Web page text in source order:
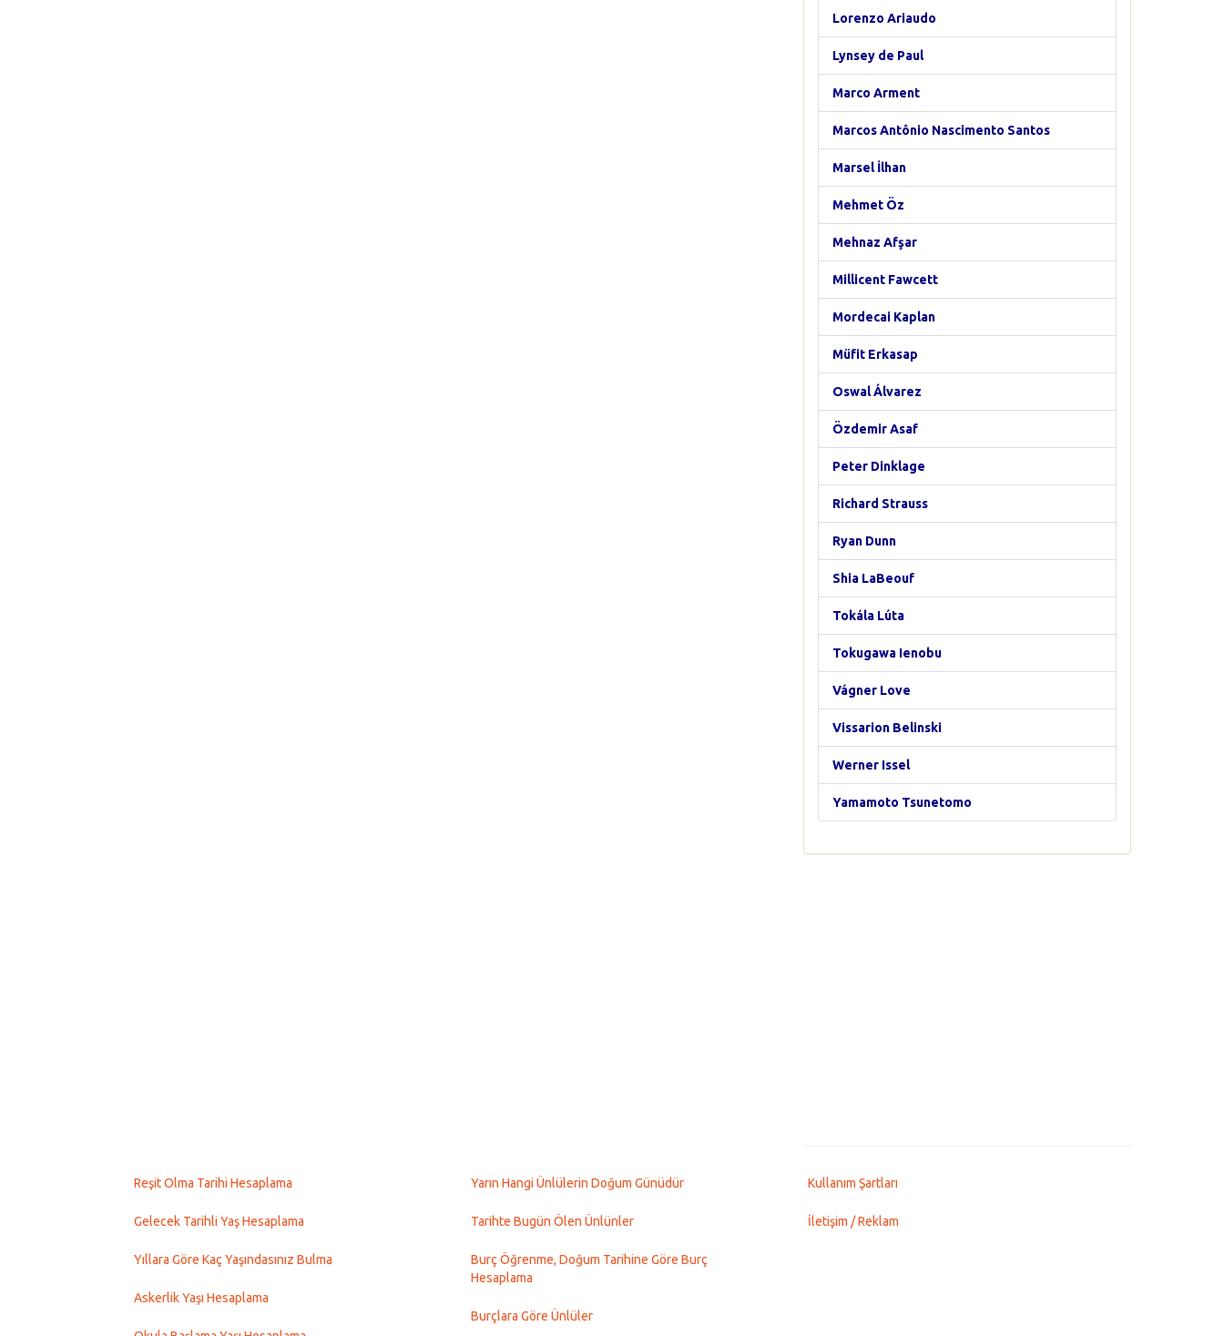
Lorenzo Ariaudo
Lynsey de Paul
Marco Arment
Marcos Antônio Nascimento Santos
Marsel İlhan
Mehmet Öz
Mehnaz Afşar
Millicent Fawcett
Mordecai Kaplan
Müfit Erkasap
Oswal Álvarez
Özdemir Asaf
Peter Dinklage
Richard Strauss
Ryan Dunn
Shia LaBeouf
Tokála Lúta
Tokugawa Ienobu
Vágner Love
Vissarion Belinski
Werner Issel
Yamamoto Tsunetomo
Reşit Olma Tarihi Hesaplama
Gelecek Tarihli Yaş Hesaplama
Yıllara Göre Kaç Yaşındasınız Bulma
Askerlik Yaşı Hesaplama
Yarın Hangi Ünlülerin Doğum Günüdür
Tarihte Bugün Ölen Ünlünler
Burç Öğrenme, Doğum Tarihine Göre Burç
Hesaplama
Burçlara Göre Ünlüler
Kullanım Şartları
İletişim / Reklam